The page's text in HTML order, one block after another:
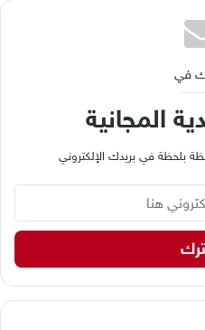
في
المجانية
بلحظة في بريدك الإلكتروني